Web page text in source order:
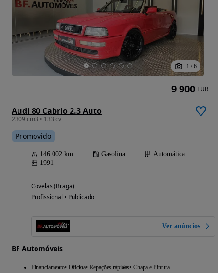
1 / 6
Audi 80 Cabrio 2.3 Auto
2309 cm3 • 133 cv
Promovido
146 002 km Gasolina
Automática
1991
Covelas (Braga)
Profissional • Publicado
Ver anúncios
BF Automóveis
Financiamento Oficina Repações rápidas Chapa e Pintura
9 900 EUR